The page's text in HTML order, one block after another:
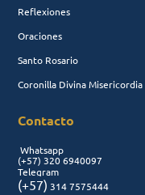
Reflexiones
Oraciones
Santo Rosario
Coronilla Divina Misericordia
Contacto
Whatsapp
(+57) 320 6940097
Telegram
(+57) 314 7575444